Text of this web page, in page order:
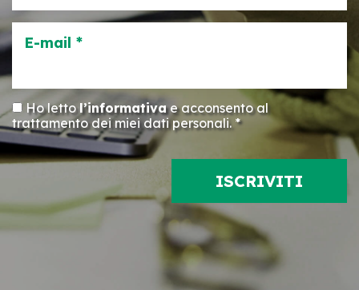
E-mail *
Ho lettol’informativae acconsento al
trattamento dei miei dati personali. *